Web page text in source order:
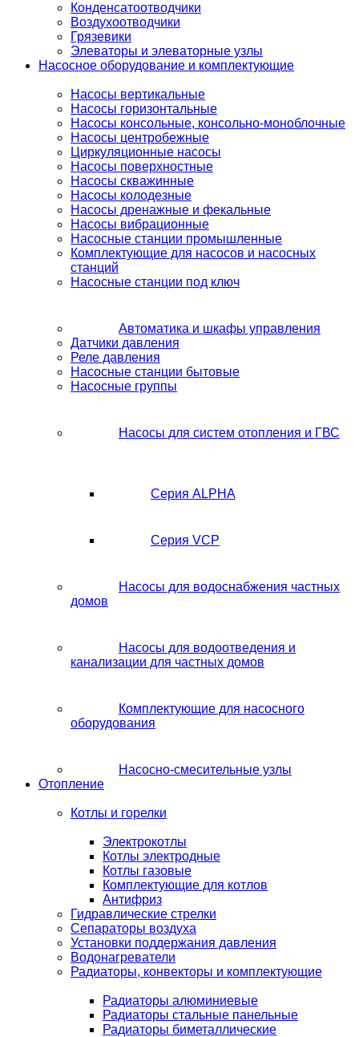
Конденсатоотводчики
Воздухоотводчики
Грязевики
Элеваторы и элеваторные узлы
Насосное оборудование и комплектующие
Насосы вертикальные
Насосы горизонтальные
Насосы консольные, консольно-моноблочные
Насосы центробежные
Циркуляционные насосы
Насосы поверхностные
Насосы скважинные
Насосы колодезные
Насосы дренажные и фекальные
Насосы вибрационные
Насосные станции промышленные
Комплектующие для насосов и насосных
станций
Насосные станции под ключ
Автоматика и шкафы управления
Датчики давления
Реле давления
Насосные станции бытовые
Насосные группы
Насосы для систем отопления и ГВС
Серия ALPHA
Серия VCP
Насосы для водоснабжения частных
домов
Насосы для водоотведения и
канализации для частных домов
Комплектующие для насосного
оборудования
Насосно-смесительные узлы
Отопление
Котлы и горелки
Электрокотлы
Котлы электродные
Котлы газовые
Комплектующие для котлов
Антифриз
Гидравлические стрелки
Сепараторы воздуха
Установки поддержания давления
Водонагреватели
Радиаторы, конвекторы и комплектующие
Радиаторы алюминиевые
Радиаторы стальные панельные
Радиаторы биметаллические